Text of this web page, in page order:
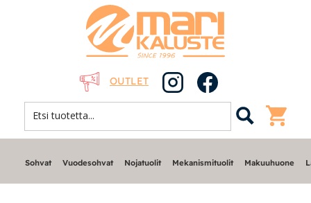
OUTLET
Sohvat Vuodesohvat Nojatuolit Mekanismituolit Makuuhuone